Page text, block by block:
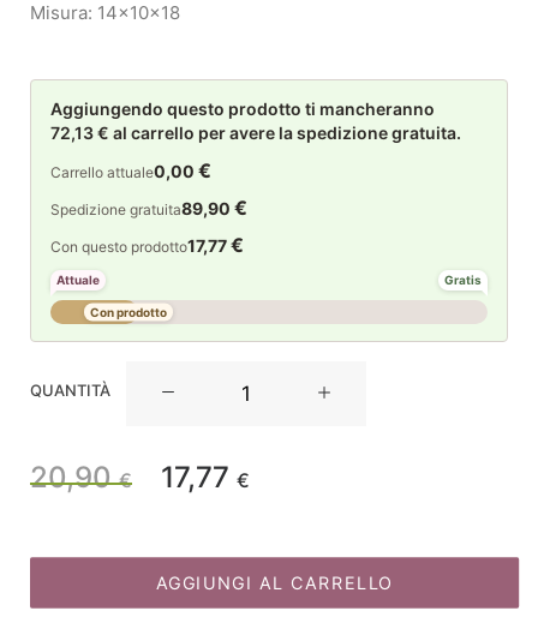
Misura: 14x10x18
Aggiungendo questo prodotto ti mancheranno
72,13 € al carrello per avere la spedizione gratuita.
Carrello attuale0,00 €
Spedizione gratuita89,90 €
Con questo prodotto17,77€
Attuale Gratis
Con prodotto
QUANTITÀ
Graziose
lucido
H18
20,90€
originale
17,77 €
attuale
AGGIUNGI AL CARRELLO